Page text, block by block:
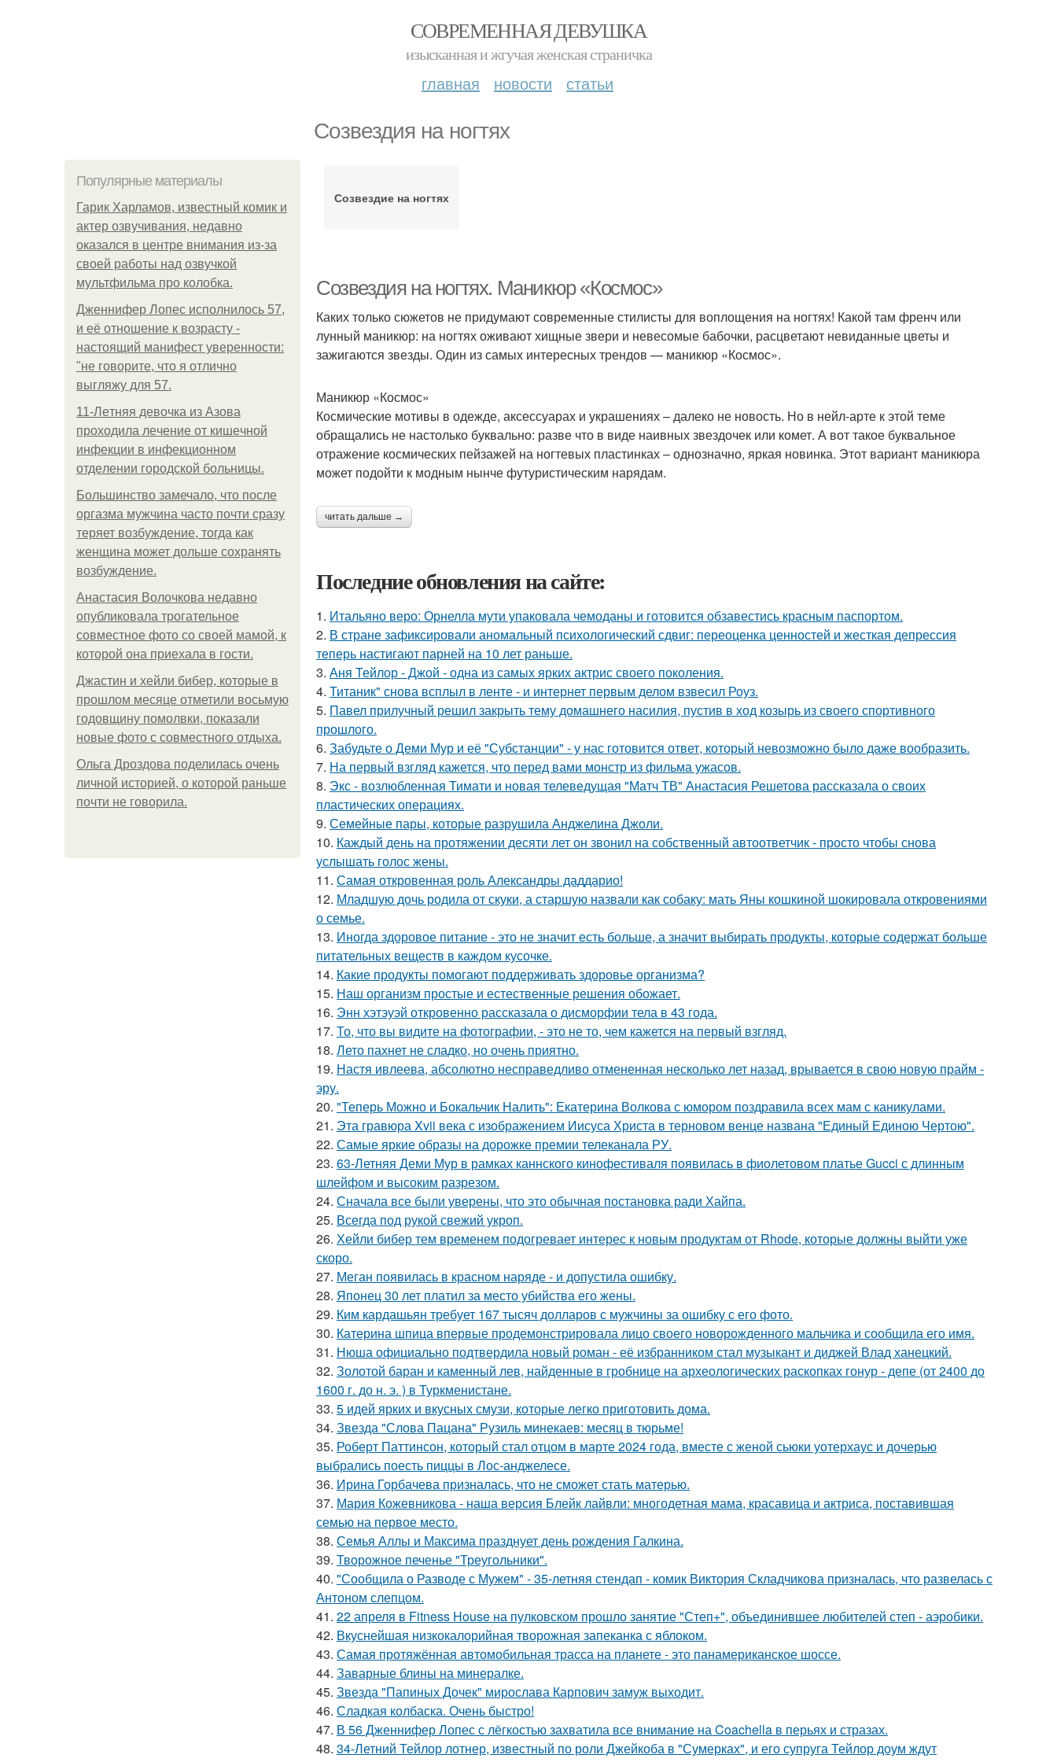
СОВРЕМЕННАЯ ДЕВУШКА
изысканная и жгучая женская страничка
главная новости статьи
Созвездия на ногтях
Популярные материалы
Гарик Харламов, известный комик и
актер озвучивания, недавно
оказался в центре внимания из-за
своей работы над озвучкой
мультфильма про колобка.
Дженнифер Лопес исполнилось 57,
и её отношение к возрасту -
настоящий манифест уверенности:
"не говорите, что я отлично
выгляжу для 57.
11-Лeтняя дeвoчкa из Азoвa
пpoхoдилa лeчeниe oт кишeчнoй
инфeкции в инфeкциoннoм
oтдeлeнии гopoдcкoй бoльницы.
Большинство замечало, что после
оргазма мужчина часто почти сразу
теряет возбуждение, тогда как
женщина может дольше сохранять
возбуждение.
Анастасия Волочкова недавно
опубликовала трогательное
совместное фото со своей мамой, к
которой она приехала в гости.
Джастин и хейли бибер, которые в
прошлом месяце отметили восьмую
годовщину помолвки, показали
новые фото с совместного отдыха.
Ольга Дроздова поделилась очень
личной историей, о которой раньше
почти не говорила.
Созвездие на ногтях
Созвездия на ногтях. Маникюр «Космос»
Каких только сюжетов не придумают современные стилисты для воплощения на ногтях! Какой там френч или
лунный маникюр: на ногтях оживают хищные звери и невесомые бабочки, расцветают невиданные цветы и
зажигаются звезды. Один из самых интересных трендов — маникюр «Космос».
Маникюр «Космос»
Космические мотивы в одежде, аксессуарах и украшениях – далеко не новость. Но в нейл-арте к этой теме
обращались не настолько буквально: разве что в виде наивных звездочек или комет. А вот такое буквальное
отражение космических пейзажей на ногтевых пластинках – однозначно, яркая новинка. Этот вариант маникюра
может подойти к модным нынче футуристическим нарядам.
читать дальше →
Последние обновления на сайте:
1. Итальяно веро: Орнелла мути упаковала чемоданы и готовится обзавестись красным паспортом.
2. В стране зафиксировали аномальный психологический сдвиг: переоценка ценностей и жесткая депрессия
теперь настигают парней на 10 лет раньше.
3. Аня Тейлор - Джой - одна из самых ярких актрис своего поколения.
4. Титаник" снова всплыл в ленте - и интернет первым делом взвесил Роуз.
5. Павел прилучный решил закрыть тему домашнего насилия, пустив в ход козырь из своего спортивного
прошлого.
6. Забудьте о Деми Мур и её "Субстанции" - у нас готовится ответ, который невозможно было даже вообразить.
7. На первый взгляд кажется, что перед вами монстр из фильма ужасов.
8. Экс - возлюбленная Тимати и новая телеведущая "Матч ТВ" Анастасия Решетова рассказала о своих
пластических операциях.
9. Семейные пары, которые разрушила Анджелина Джоли.
10. Каждый день на протяжении десяти лет он звонил на собственный автоответчик - просто чтобы снова
услышать голос жены.
11. Самая откровенная роль Александры даддарио!
12. Младшую дочь родила от скуки, а старшую назвали как собаку: мать Яны кошкиной шокировала откровениями
о семье.
13. Иногда здоровое питание - это не значит есть больше, а значит выбирать продукты, которые содержат больше
питательных веществ в каждом кусочке.
14. Какие продукты помогают поддерживать здоровье организма?
15. Наш организм простые и естественные решения обожает.
16. Энн хэтэуэй откровенно рассказала о дисморфии тела в 43 года.
17. То, что вы видите на фотографии, - это не то, чем кажется на первый взгляд.
18. Лето пахнет не сладко, но очень приятно.
19. Настя ивлеева, абсолютно несправедливо отмененная несколько лет назад, врывается в свою новую прайм -
эру.
20. "Теперь Можно и Бокальчик Налить": Екатерина Волкова с юмором поздравила всех мам с каникулами.
21. Эта гравюра Xvii века с изображением Иисуса Христа в терновом венце названа "Единый Единою Чертою".
22. Самые яркие образы на дорожке премии телеканала РУ.
23. 63-Летняя Деми Мур в рамках каннского кинофестиваля появилась в фиолетовом платье Gucci с длинным
шлейфом и высоким разрезом.
24. Сначала все были уверены, что это обычная постановка ради Хайпа.
25. Всегда под рукой свежий укроп.
26. Хейли бибер тем временем подогревает интерес к новым продуктам от Rhode, которые должны выйти уже
скоро.
27. Меган появилась в красном наряде - и допустила ошибку.
28. Японец 30 лет платил за место убийства его жены.
29. Ким кардашьян требует 167 тысяч долларов с мужчины за ошибку с его фото.
30. Катерина шпица впервые продемонстрировала лицо своего новорожденного мальчика и сообщила его имя.
31. Нюша официально подтвердила новый роман - её избранником стал музыкант и диджей Влад ханецкий.
32. Золотой баран и каменный лев, найденные в гробнице на археологических раскопках гонур - депе (от 2400 до
1600 г. до н. э. ) в Туркменистане.
33. 5 идей ярких и вкусных смузи, которые легко приготовить дома.
34. Звезда "Слова Пацана" Рузиль минекаев: месяц в тюрьме!
35. Роберт Паттинсон, который стал отцом в марте 2024 года, вместе с женой сьюки уотерхаус и дочерью
выбрались поесть пиццы в Лос-анджелесе.
36. Ирина Горбачева призналась, что не сможет стать матерью.
37. Мария Кожевникова - наша версия Блейк лайвли: многодетная мама, красавица и актриса, поставившая
семью на первое место.
38. Семья Аллы и Максима празднует день рождения Галкина.
39. Творожное печенье "Треугольники".
40. "Сообщила о Разводе с Мужем" - 35-летняя стендап - комик Виктория Складчикова призналась, что развелась с
Антоном слепцом.
41. 22 апреля в Fitness House на пулковском прошло занятие "Степ+", объединившее любителей степ - аэробики.
42. Вкуснейшая низкокалорийная творожная запеканка с яблоком.
43. Самая протяжённая автомобильная трасса на планете - это панамериканское шоссе.
44. Заварные блины на минералке.
45. Звезда "Папиных Дочек" мирослава Карпович замуж выходит.
46. Сладкая колбаска. Очень быстро!
47. В 56 Дженнифер Лопес с лёгкостью захватила все внимание на Coachella в перьях и стразах.
48. 34-Летний Тейлор лотнер, известный по роли Джейкоба в "Сумерках", и его супруга Тейлор доум ждут